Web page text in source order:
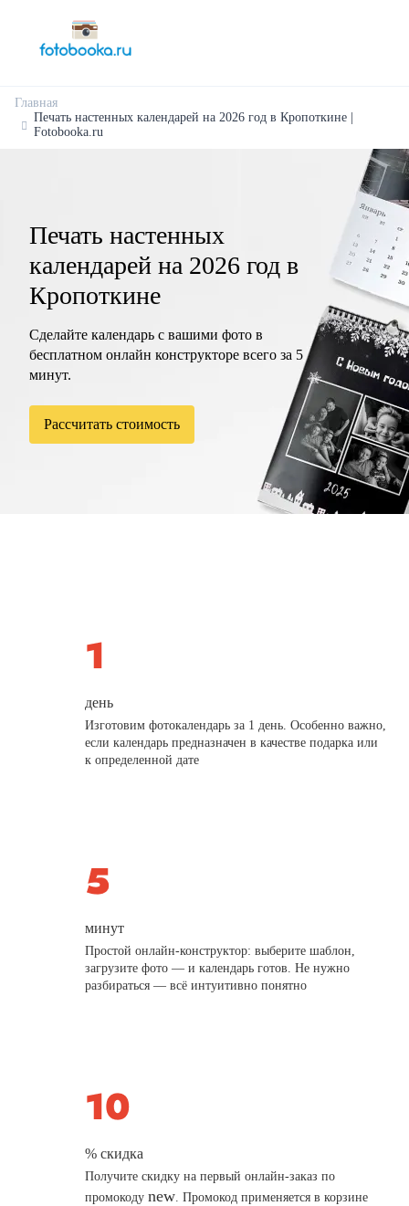
Главная
Печать настенных календарей на 2026 год в Кропоткине |
Fotobooka.ru
Печать настенных
календарей на 2026 год в
Кропоткине
Сделайте календарь с вашими фото в
бесплатном онлайн конструкторе всего за 5
минут.
Рассчитать стоимость
день
Изготовим фотокалендарь за 1 день. Особенно важно,
если календарь предназначен в качестве подарка или
к определенной дате
минут
Простой онлайн-конструктор: выберите шаблон,
загрузите фото — и календарь готов. Не нужно
разбираться — всё интуитивно понятно
% скидка
Получите скидку на первый онлайн-заказ по
промокодуnew. Промокод применяется в корзине